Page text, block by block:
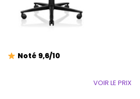
Noté 9,6/10
VOIR LE PRIX